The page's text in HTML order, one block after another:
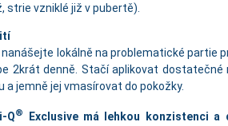
strie vzniklé již v pubertě).
nanášejte lokálně na problematické partie
2krát denně. Stačí aplikovat dostatečné
a jemně jej vmasírovat do pokožky.
Q®
Exclusive má lehkou konzistenci a